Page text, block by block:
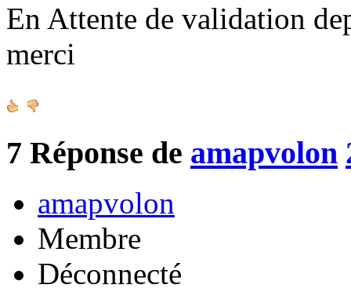
En Attente de validation
merci
7 Réponse de amapvolon
amapvolon
Membre
Déconnecté